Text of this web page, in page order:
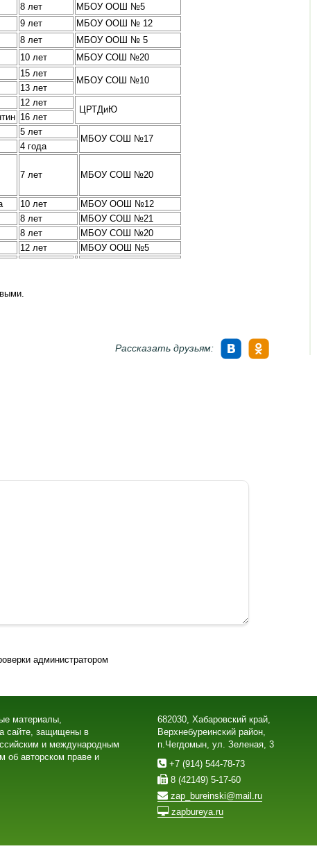
8 лет
МБОУ ООШ №5
9 лет МБОУ ООШ № 12
8 лет
МБОУ ООШ № 5
10 лет
МБОУ СОШ №20
15 лет
МБОУ СОШ №10
13 лет
12 лет
ЦРТДиЮ
16 лет
5 лет
МБОУ СОШ №17
4 года
7 лет
МБОУ СОШ №20
10 лет
МБОУ ООШ №12
8 лет
МБОУ СОШ №21
8 лет
МБОУ СОШ №20
12 лет МБОУ ООШ №5
Рассказать друзьям:
администратором
материалы,
сайте, защищены в
и международным
об авторском праве и
682030, Хабаровский край,
Верхнебуреинский район,
п.Чегдомын, ул. Зеленая, 3
+7 (914) 544-78-73
8 (42149) 5-17-60
zap_bureinski@mail.ru
zapbureya.ru